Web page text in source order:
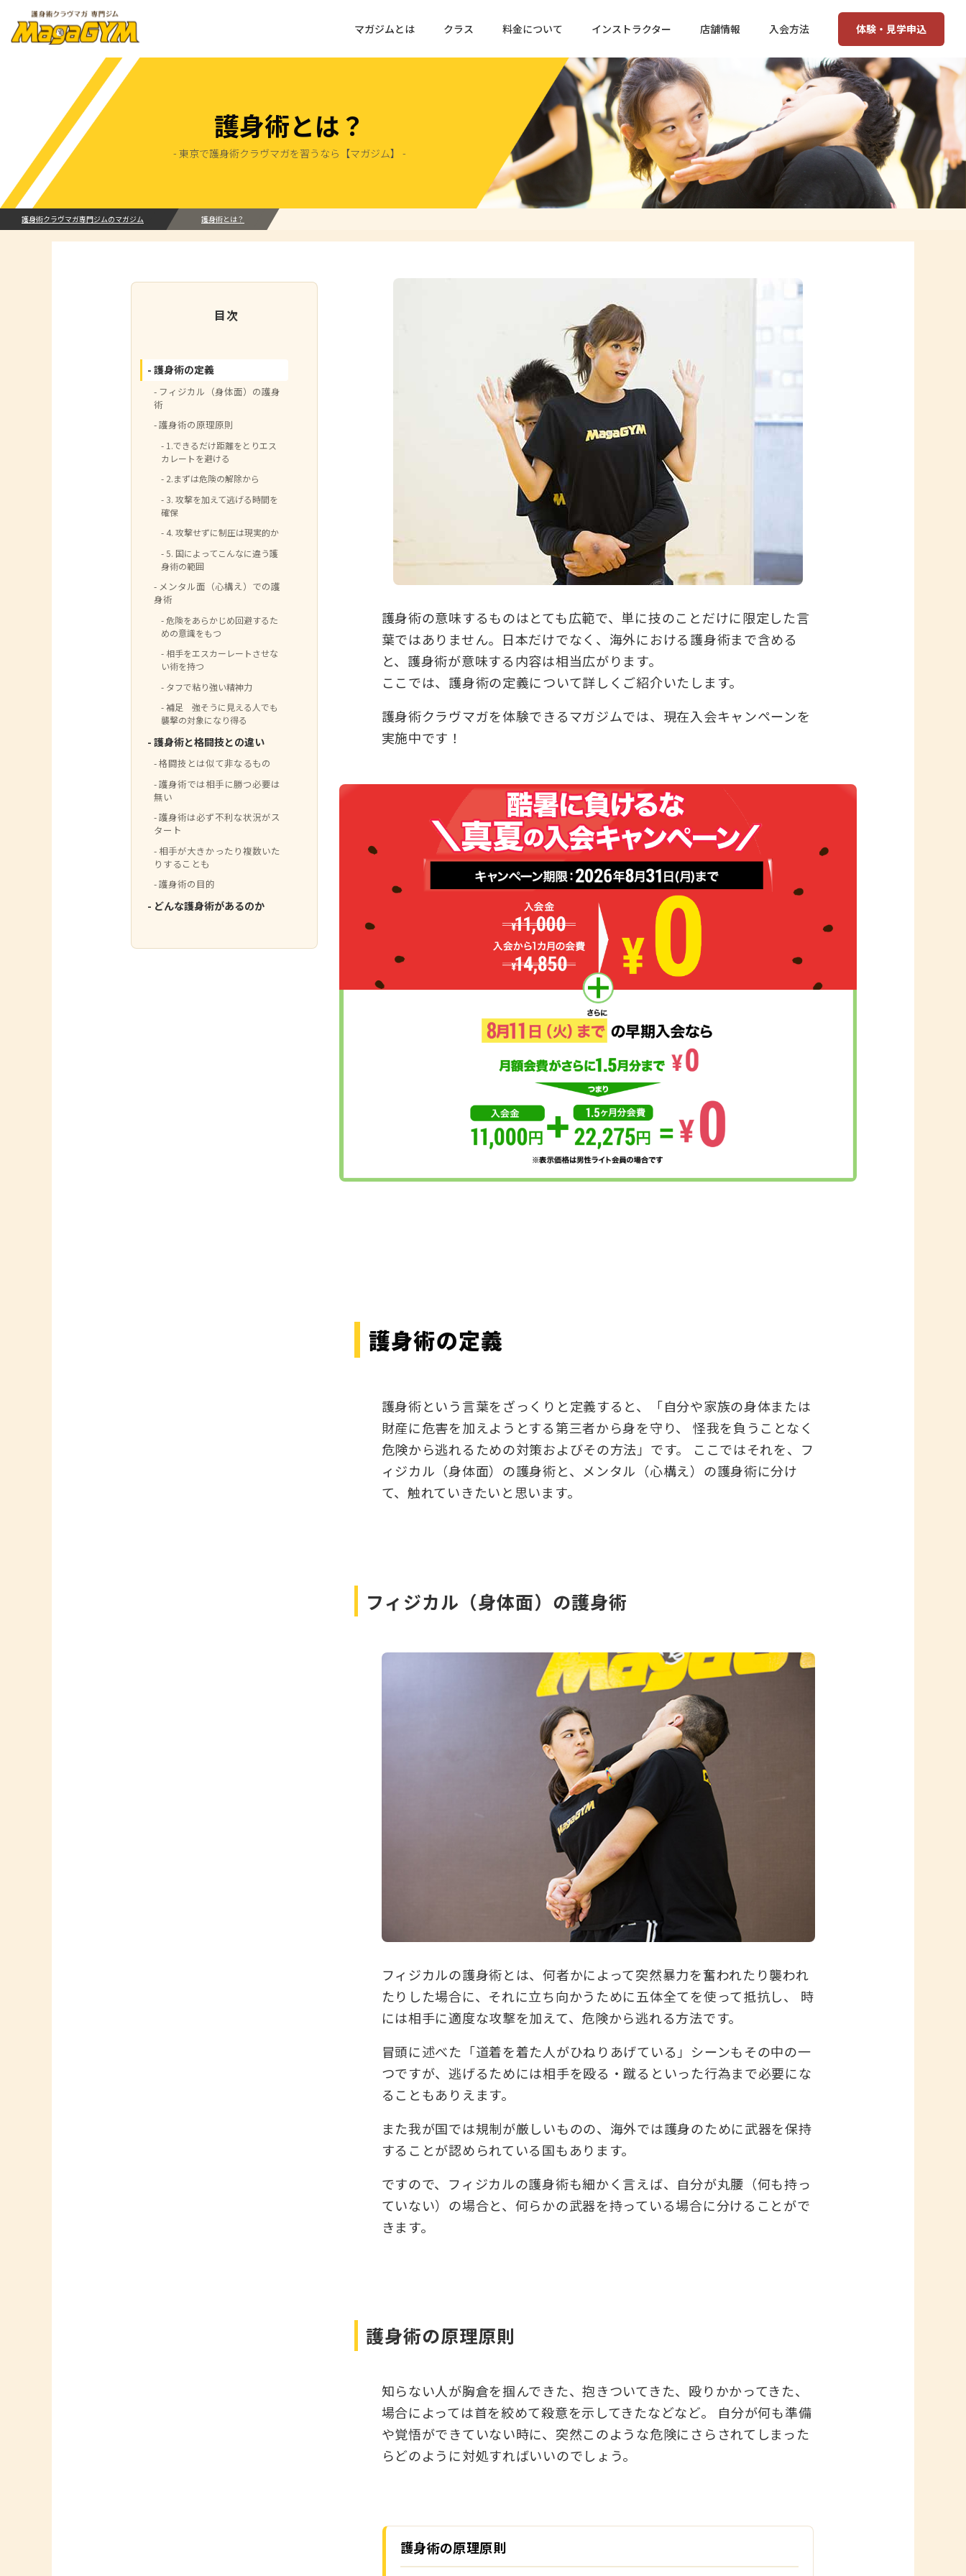
マガジムとは クラス 料金について インストラクター 店舗情報 入会方法 体験・見学申込
護身術とは？
- 東京で護身術クラヴマガを習うなら【マガジム】 -
護身術クラヴマガ専門ジムのマガジム 護身術とは？
目次
護身術の定義
フィジカル（身体面）の護身
術
護身術の原理原則
1.できるだけ距離をとりエス
カレートを避ける
2.まずは危険の解除から
3. 攻撃を加えて逃げる時間を
確保
4. 攻撃せずに制圧は現実的か
5. 国によってこんなに違う護
身術の範囲
メンタル面（心構え）での護
身術
危険をあらかじめ回避するた
めの意識をもつ
相手をエスカーレートさせな
い術を持つ
タフで粘り強い精神力
補足 強そうに見える人でも
襲撃の対象になり得る
護身術と格闘技との違い
格闘技とは似て非なるもの
護身術では相手に勝つ必要は
無い
護身術は必ず不利な状況がス
タート
相手が大きかったり複数いた
りすることも
護身術の目的
どんな護身術があるのか
護身術の意味するものはとても広範で、単に技のことだけに限定した言
葉ではありません。日本だけでなく、海外における護身術まで含める
と、護身術が意味する内容は相当広がります。
ここでは、護身術の定義について詳しくご紹介いたします。
護身術クラヴマガを体験できるマガジムでは、現在入会キャンペーンを
実施中です！
護身術の定義
護身術という言葉をざっくりと定義すると、「自分や家族の身体または
財産に危害を加えようとする第三者から身を守り、 怪我を負うことなく
危険から逃れるための対策およびその方法」です。 ここではそれを、フ
ィジカル（身体面）の護身術と、メンタル（心構え）の護身術に分け
て、触れていきたいと思います。
フィジカル（身体面）の護身術
フィジカルの護身術とは、何者かによって突然暴力を奮われたり襲われ
たりした場合に、それに立ち向かうために五体全てを使って抵抗し、 時
には相手に適度な攻撃を加えて、危険から逃れる方法です。
冒頭に述べた「道着を着た人がひねりあげている」シーンもその中の一
つですが、逃げるためには相手を殴る・蹴るといった行為まで必要にな
ることもありえます。
また我が国では規制が厳しいものの、海外では護身のために武器を保持
することが認められている国もあります。
ですので、フィジカルの護身術も細かく言えば、自分が丸腰（何も持っ
ていない）の場合と、何らかの武器を持っている場合に分けることがで
きます。
護身術の原理原則
知らない人が胸倉を掴んできた、抱きついてきた、殴りかかってきた、
場合によっては首を絞めて殺意を示してきたなどなど。 自分が何も準備
や覚悟ができていない時に、突然このような危険にさらされてしまった
らどのように対処すればいいのでしょう。
護身術の原理原則